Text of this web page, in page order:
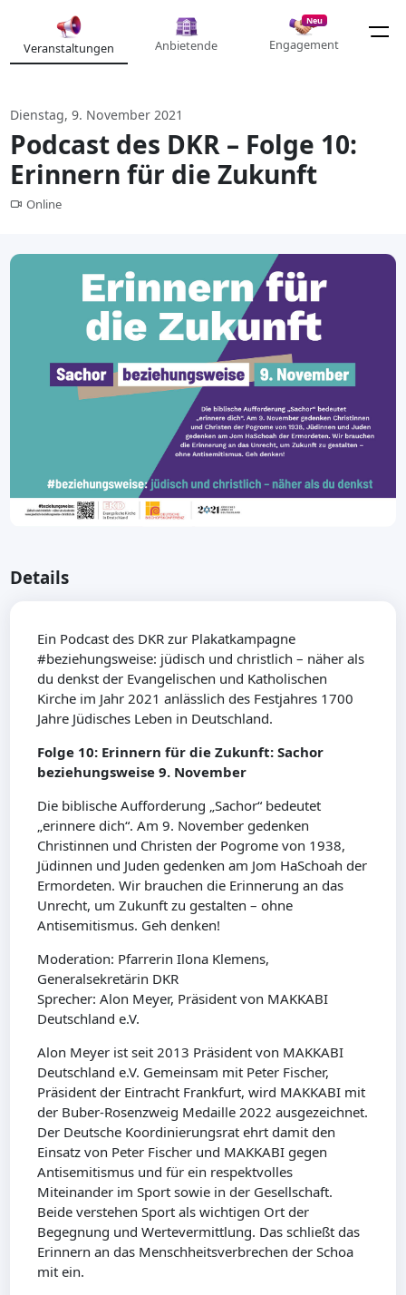
Veranstaltungen Anbietende
Neu
Engagement
Dienstag, 9. November 2021
Podcast des DKR – Folge 10:
Erinnern für die Zukunft
Online
Details
Ein Podcast des DKR zur Plakatkampagne
#beziehungsweise: jüdisch und christlich – näher als
du denkst der Evangelischen und Katholischen
Kirche im Jahr 2021 anlässlich des Festjahres 1700
Jahre Jüdisches Leben in Deutschland.
Folge 10: Erinnern für die Zukunft: Sachor
beziehungsweise 9. November
Die biblische Aufforderung „Sachor“ bedeutet
„erinnere dich“. Am 9. November gedenken
Christinnen und Christen der Pogrome von 1938,
Jüdinnen und Juden gedenken am Jom HaSchoah der
Ermordeten. Wir brauchen die Erinnerung an das
Unrecht, um Zukunft zu gestalten – ohne
Antisemitismus. Geh denken!
Moderation: Pfarrerin Ilona Klemens,
Generalsekretärin DKR
Sprecher: Alon Meyer, Präsident von MAKKABI
Deutschland e.V.
Alon Meyer ist seit 2013 Präsident von MAKKABI
Deutschland e.V. Gemeinsam mit Peter Fischer,
Präsident der Eintracht Frankfurt, wird MAKKABI mit
der Buber-Rosenzweig Medaille 2022 ausgezeichnet.
Der Deutsche Koordinierungsrat ehrt damit den
Einsatz von Peter Fischer und MAKKABI gegen
Antisemitismus und für ein respektvolles
Miteinander im Sport sowie in der Gesellschaft.
Beide verstehen Sport als wichtigen Ort der
Begegnung und Wertevermittlung. Das schließt das
Erinnern an das Menschheitsverbrechen der Schoa
mit ein.